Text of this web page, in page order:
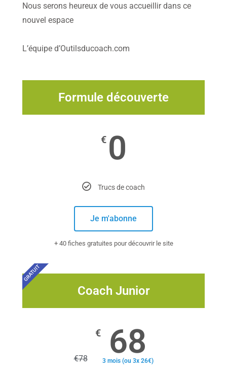
Nous serons heureux de vous accueillir dans ce
nouvel espace
L’équipe d’Outilsducoach.com
Formule découverte
€ 0
Trucs de coach
Je m'abonne
+ 40 fiches gratuites pour découvrir le site
GRATUIT
Coach Junior
€78
€ 68
3 mois (ou 3x 26€)